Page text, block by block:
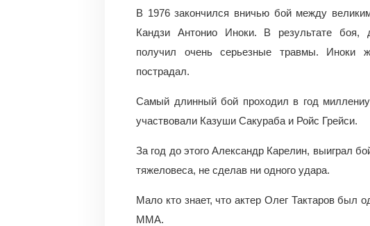
В 1976 закончился вничью бой между
Кандзи Антонио Иноки. В результате боя,
получил очень серьезные травмы. Иноки
пострадал.
Самый длинный бой проходил в год
участвовали Казуши Сакураба и Ройс Грейси.
За год до этого Александр Карелин, выиграл
тяжеловеса, не сделав ни одного удара.
Мало кто знает, что актер Олег Тактаров был
ММА.